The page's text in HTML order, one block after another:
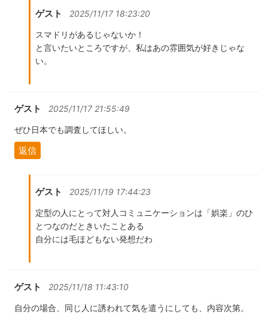
ゲスト 2025/11/17 18:23:20
スマドリがあるじゃないか！
と言いたいところですが、私はあの雰囲気が好きじゃな
い。
ゲスト 2025/11/17 21:55:49
ぜひ日本でも調査してほしい。
返信
ゲスト 2025/11/19 17:44:23
定型の人にとって対人コミュニケーションは「娯楽」のひ
とつなのだときいたことある
自分には毛ほどもない発想だわ
ゲスト 2025/11/18 11:43:10
自分の場合、同じ人に誘われて気を遣うにしても、内容次第。